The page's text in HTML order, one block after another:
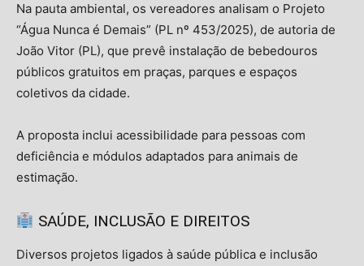
Na pauta ambiental, os vereadores analisam o Projeto
“Água Nunca é Demais” (PL nº 453/2025), de autoria de
João Vitor (PL), que prevê instalação de bebedouros
públicos gratuitos em praças, parques e espaços
coletivos da cidade.
A proposta inclui acessibilidade para pessoas com
deficiência e módulos adaptados para animais de
estimação.
SAÚDE, INCLUSÃO E DIREITOS
Diversos projetos ligados à saúde pública e inclusão